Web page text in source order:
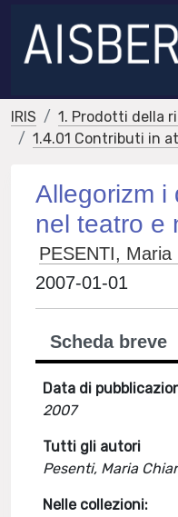
IRIS 1. Prodotti della
1.4.01 Contributi in
Allegorizm i
nel teatro e
PESENTI, Maria
2007-01-01
Scheda breve
Data di
2007
Tutti gli autori
Pesenti, Maria
Nelle collezioni: